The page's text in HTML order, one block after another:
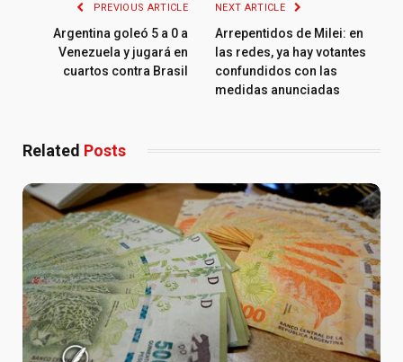
PREVIOUS ARTICLE
Argentina goleó 5 a 0 a
Venezuela y jugará en
cuartos contra Brasil
NEXT ARTICLE
Arrepentidos de Milei: en
las redes, ya hay votantes
confundidos con las
medidas anunciadas
Related Posts